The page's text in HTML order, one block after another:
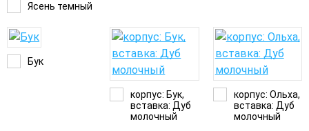
Ясень темный
Бук
корпус: Бук,
вставка: Дуб
молочный
корпус: Ольха,
вставка: Дуб
молочный